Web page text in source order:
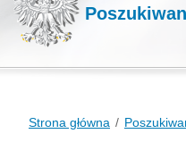
Strona główna